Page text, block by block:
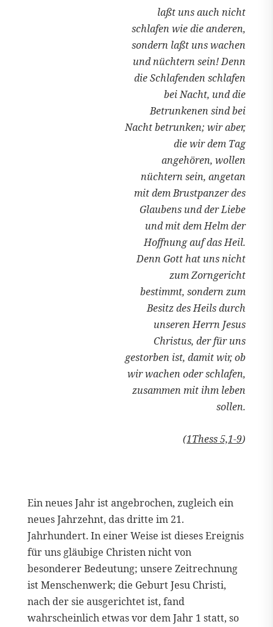
laßt uns auch nicht
schlafen wie die anderen,
sondern laßt uns wachen
und nüchtern sein! Denn
die Schlafenden schlafen
bei Nacht, und die
Betrunkenen sind bei
Nacht betrunken; wir aber,
die wir dem Tag
angehören, wollen
nüchtern sein, angetan
mit dem Brustpanzer des
Glaubens und der Liebe
und mit dem Helm der
Hoffnung auf das Heil.
Denn Gott hat uns nicht
zum Zorngericht
bestimmt, sondern zum
Besitz des Heils durch
unseren Herrn Jesus
Christus, der für uns
gestorben ist, damit wir, ob
wir wachen oder schlafen,
zusammen mit ihm leben
sollen.
(1Thess 5,1-9)
Ein neues Jahr ist angebrochen, zugleich ein
neues Jahrzehnt, das dritte im 21.
Jahrhundert. In einer Weise ist dieses Ereignis
für uns gläubige Christen nicht von
besonderer Bedeutung; unsere Zeitrechnung
ist Menschenwerk; die Geburt Jesu Christi,
nach der sie ausgerichtet ist, fand
wahrscheinlich etwas vor dem Jahr 1 statt, so